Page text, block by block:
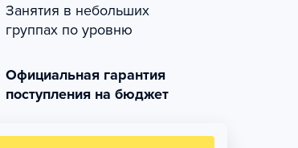
Занятия в небольших
группах по уровню
Официальная гарантия
поступления на бюджет